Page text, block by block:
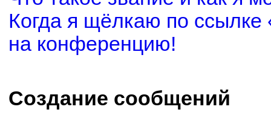
Когда я щёлкаю по ссылке
на конференцию!
Создание сообщений